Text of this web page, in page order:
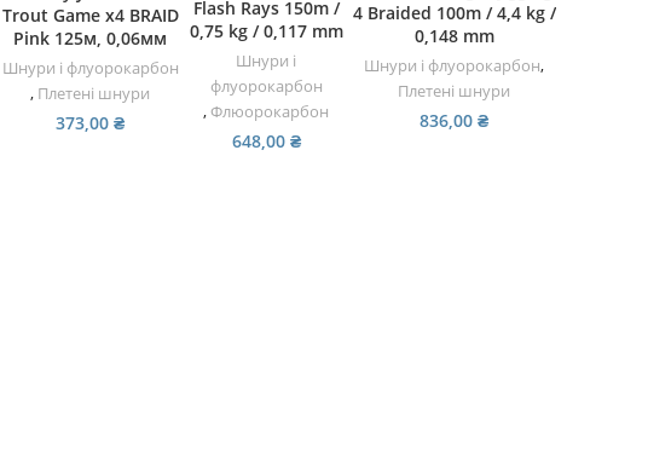
Trout Game х4 BRAID
Pink 125м, 0,06мм
Шнури і флуорокарбон
, Плетені шнури
373,00₴
Flash Rays 150m /
0,75 kg / 0,117 mm
Шнури і
флуорокарбон
,Флюорокарбон
648,00 ₴
4 Braided 100m / 4,4 kg /
0,148 mm
Шнури і флуорокарбон,
Плетені шнури
836,00₴